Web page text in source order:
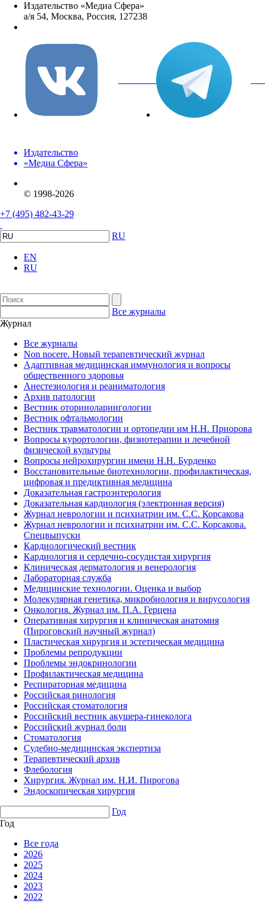
Издательство «Медиа Сфера»
а/я 54, Москва, Россия, 127238
вКонтакте
Издательство
«Медиа Сфера»
© 1998-2026
+7 (495) 482-43-29
RU
EN
RU
Все журналы
Журнал
Все журналы
Non nocere. Новый терапевтический журнал
Адаптивная медицинская иммунология и вопросы
общественного здоровья
Анестезиология и реаниматология
Архив патологии
Вестник оториноларингологии
Вестник офтальмологии
Вестник травматологии и ортопедии им Н.Н. Приорова
Вопросы курортологии, физиотерапии и лечебной
физической культуры
Вопросы нейрохирургии имени Н.Н. Бурденко
Восстановительные биотехнологии, профилактическая,
цифровая и предиктивная медицина
Доказательная гастроэнтерология
Доказательная кардиология (электронная версия)
Журнал неврологии и психиатрии им. С.С. Корсакова
Журнал неврологии и психиатрии им. С.С. Корсакова.
Спецвыпуски
Кардиологический вестник
Кардиология и сердечно-сосудистая хирургия
Клиническая дерматология и венерология
Лабораторная служба
Медицинские технологии. Оценка и выбор
Молекулярная генетика, микробиология и вирусология
Онкология. Журнал им. П.А. Герцена
Оперативная хирургия и клиническая анатомия
(Пироговский научный журнал)
Пластическая хирургия и эстетическая медицина
Проблемы репродукции
Проблемы эндокринологии
Профилактическая медицина
Респираторная медицина
Российская ринология
Российская стоматология
Российский вестник акушера-гинеколога
Российский журнал боли
Стоматология
Судебно-медицинская экспертиза
Терапевтический архив
Флебология
Хирургия. Журнал им. Н.И. Пирогова
Эндоскопическая хирургия
Год
Год
Все года
2026
2025
2024
2023
2022